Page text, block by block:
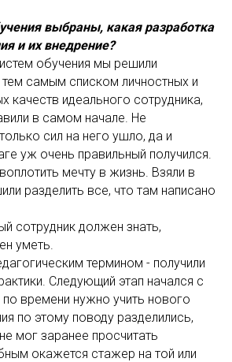
выбраны, какая разработка
и их внедрение?
обучения мы решили
самым списком личностных и
качеств идеального сотрудника,
в самом начале. Не
сил на него ушло, да и
уж очень правильный получился.
мечту в жизнь. Взяли в
разделить все, что там написано
сотрудник должен знать,
уметь.
термином - получили
Следующий этап начался с
времени нужно учить нового
по этому поводу разделились,
мог заранее просчитать
окажется стажер на той или